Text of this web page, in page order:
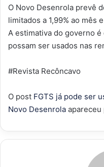
O Novo Desenrola prevê
limitados a 1,99% ao mês
A estimativa do governo
possam ser usados nas
#Revista Recôncavo
O post FGTS já pode ser
Novo Desenrola apareceu